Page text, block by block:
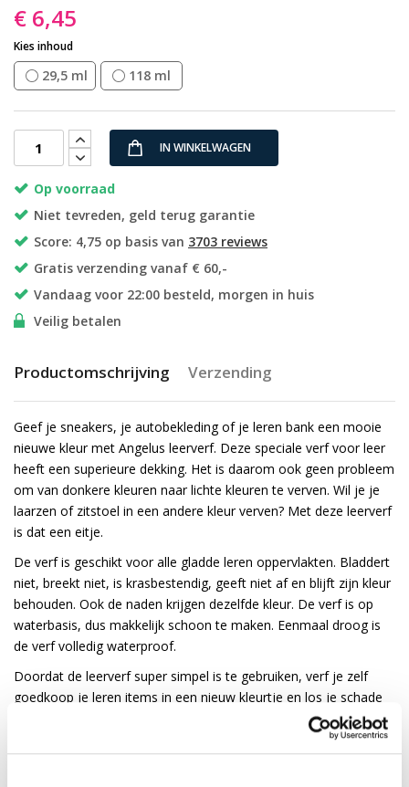
€ 6,45
Kies inhoud
29,5 ml 118 ml
IN WINKELWAGEN
Op voorraad
Niet tevreden, geld terug garantie
Score: 4,75 op basis van 3703 reviews
Gratis verzending vanaf € 60,-
Vandaag voor 22:00 besteld, morgen in huis
Veilig betalen
Productomschrijving
Geef je sneakers, je autobekleding of je leren bank een mooie
nieuwe kleur met Angelus leerverf. Deze speciale verf voor leer
heeft een superieure dekking. Het is daarom ook geen probleem
om van donkere kleuren naar lichte kleuren te verven. Wil je je
laarzen of zitstoel in een andere kleur verven? Met deze leerverf
is dat een eitje.
De verf is geschikt voor alle gladde leren oppervlakten. Bladdert
niet, breekt niet, is krasbestendig, geeft niet af en blijft zijn kleur
behouden. Ook de naden krijgen dezelfde kleur. De verf is op
waterbasis, dus makkelijk schoon te maken. Eenmaal droog is
de verf volledig waterproof.
Doordat de leerverf super simpel is te gebruiken, verf je zelf
goedkoop je leren items in een nieuw kleurtje en los je schade
Gebruiksadvies voor Angelus leerverf:
Verzending